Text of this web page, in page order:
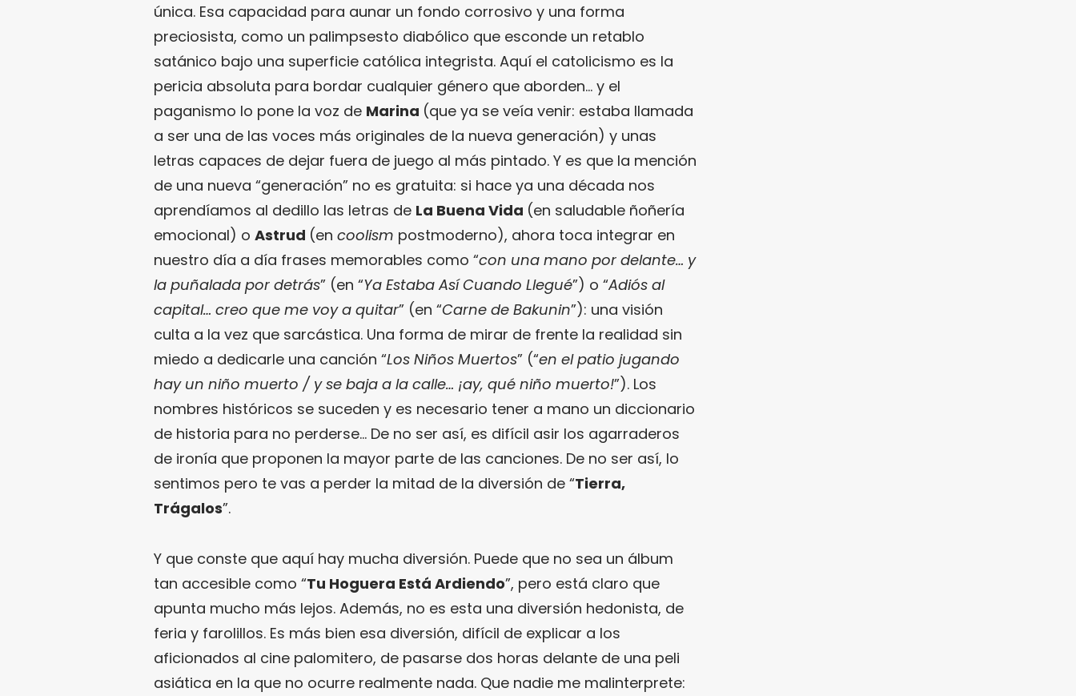
única. Esa capacidad para aunar un fondo corrosivo y una forma
preciosista, como un palimpsesto diabólico que esconde un retablo
satánico bajo una superficie católica integrista. Aquí el catolicismo es la
pericia absoluta para bordar cualquier género que aborden… y el
paganismo lo pone la voz de Marina (que ya se veía venir: estaba llamada
a ser una de las voces más originales de la nueva generación) y unas
letras capaces de dejar fuera de juego al más pintado. Y es que la mención
de una nueva “generación” no es gratuita: si hace ya una década nos
aprendíamos al dedillo las letras de La Buena Vida (en saludable ñoñería
emocional) o Astrud (en coolism postmoderno), ahora toca integrar en
nuestro día a día frases memorables como “con una mano por delante… y
la puñalada por detrás” (en “Ya Estaba Así Cuando Llegué”) o “Adiós al
capital… creo que me voy a quitar” (en “Carne de Bakunin”): una visión
culta a la vez que sarcástica. Una forma de mirar de frente la realidad sin
miedo a dedicarle una canción “Los Niños Muertos” (“en el patio jugando
hay un niño muerto / y se baja a la calle… ¡ay, qué niño muerto!”). Los
nombres históricos se suceden y es necesario tener a mano un diccionario
de historia para no perderse… De no ser así, es difícil asir los agarraderos
de ironía que proponen la mayor parte de las canciones. De no ser así, lo
sentimos pero te vas a perder la mitad de la diversión de “Tierra,
Trágalos”.
Y que conste que aquí hay mucha diversión. Puede que no sea un álbum
tan accesible como “Tu Hoguera Está Ardiendo”, pero está claro que
apunta mucho más lejos. Además, no es esta una diversión hedonista, de
feria y farolillos. Es más bien esa diversión, difícil de explicar a los
aficionados al cine palomitero, de pasarse dos horas delante de una peli
asiática en la que no ocurre realmente nada. Que nadie me malinterprete: